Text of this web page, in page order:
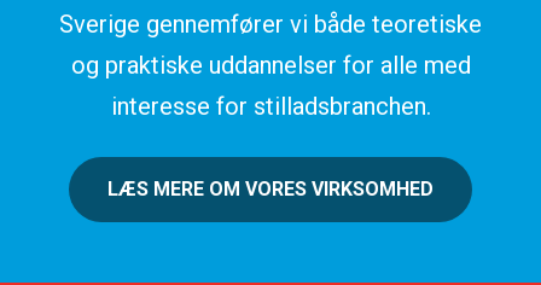
Sverige gennemfører vi både teoretiske
og praktiske uddannelser for alle med
interesse for stilladsbranchen.
LÆS MERE OM VORES VIRKSOMHED